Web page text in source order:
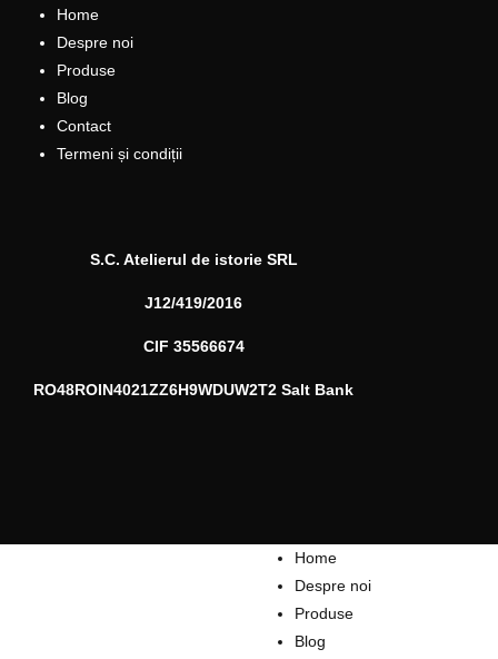
Home
Despre noi
Produse
Blog
Contact
Termeni și condiții
S.C. Atelierul de istorie SRL
J12/419/2016
CIF 35566674
RO48ROIN4021ZZ6H9WDUW2T2 Salt Bank
Home
Despre noi
Produse
Blog